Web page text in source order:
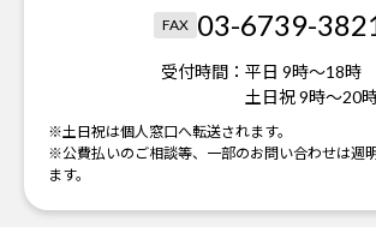
FAX 03-6739-
受付時間： 平日 9時～18時
土日祝 9時～20
※土日祝は個人窓口へ転送されます。
※公費払いのご相談等、一部のお問い合わせは週
ます。